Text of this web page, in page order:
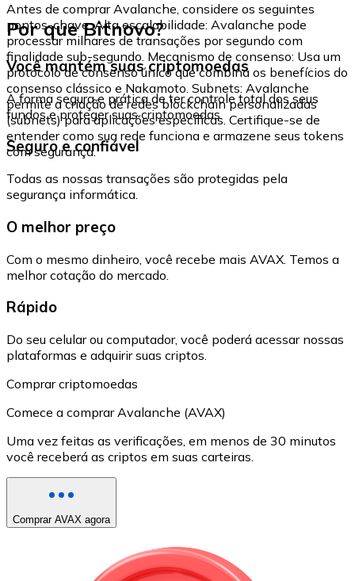
Antes de comprar Avalanche, considere os seguintes
pontos-chave: Alta escalabilidade: Avalanche pode
processar milhares de transações por segundo com
finalidade sub-segundo. Mecanismo de consenso: Usa um
protocolo de consenso único que combina os benefícios do
consenso clássico e Nakamoto. Subnets: Avalanche
permite a criação de redes blockchain personalizadas
(subnets) para aplicações específicas. Certifique-se de
entender como sua rede funciona e armazene seus tokens
com segurança.
Por que Bitnovo?
Você mantém suas criptomoedas
A forma segura e prática de ter controle total dos seus
fundos e proteger suas criptomoedas.
Seguro e confiável
Todas as nossas transações são protegidas pela
segurança informática.
O melhor preço
Com o mesmo dinheiro, você recebe mais AVAX. Temos a
melhor cotação do mercado.
Rápido
Do seu celular ou computador, você poderá acessar nossas
plataformas e adquirir suas criptos.
Comprar criptomoedas
Comece a comprar Avalanche (AVAX)
Uma vez feitas as verificações, em menos de 30 minutos
você receberá as criptos em suas carteiras.
Comprar AVAX agora